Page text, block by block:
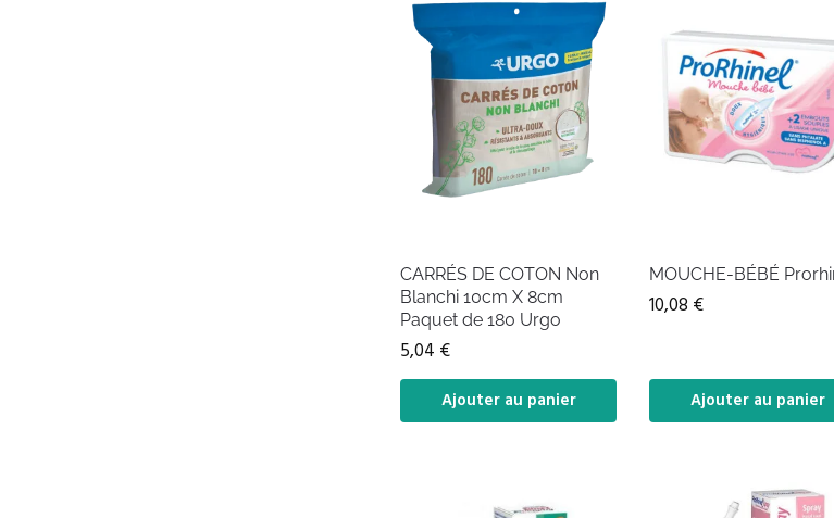
CARRÉS DE COTON Non
Blanchi 10cm X 8cm
Paquet de 180 Urgo
5,04 €
Ajouter au panier
MOUCHE-BÉBÉ
10,08 €
Ajouter au panier